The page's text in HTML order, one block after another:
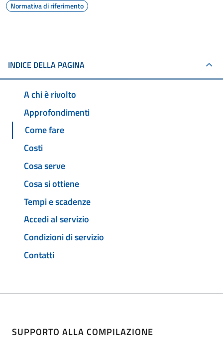
Normativa di riferimento
INDICE DELLA PAGINA
A chi è rivolto
Approfondimenti
Come fare
Costi
Cosa serve
Cosa si ottiene
Tempi e scadenze
Accedi al servizio
Condizioni di servizio
Contatti
SUPPORTO ALLA COMPILAZIONE